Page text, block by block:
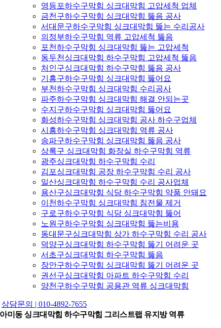
영등포하수구막힘 싱크대막힘 고압세척 업체
금천구하수구막힘 싱크대막힘 뚫음 공사
서대문구하수구막힘 싱크대막힘 뚫는 수리공사
의정부하수구막힘 역류 고압세척 뚫음
포천하수구막힘 싱크대막힘 뚫는 고압세척
동두천싱크대막힘 하수구막힘 고압세척 뚫음
처인구싱크대막힘 하수구막힘 뚫음 공사
기흥구하수구막힘 싱크대막힘 뚫어요
부천하수구막힘 싱크대막힘 수리공사
파주하수구막힘 싱크대막힘 해결 안되는곳
수지구하수구막힘 싱크대막힘 뚫어요
화성하수구막힘 싱크대막힘 공사 하수구업체
시흥하수구막힘 싱크대막힘 역류 공사
송파구하수구막힘 싱크대막힘 뚫음 공사
상록구 싱크대막힘 화장실 하수구막힘 역류
광주싱크대막힘 하수구막힘 수리
김포싱크대막힘 공장 하수구막힘 수리 공사
일산싱크대막힘 하수구막힘 수리 공사업체
용산구싱크대막힘 식당 하수구막힘 약품 안돼요
이천하수구막힘 싱크대막힘 침전물 제거
구로구하수구막힘 식당 싱크대막힘 뚫어
노원구하수구막힘 싱크대막힘 뚫는비용
동대문구싱크대막힘 상가 하수구막힘 수리 공사
덕양구싱크대막힘 하수구막힘 뚫기 어려운 곳
서초구싱크대막힘 하수구막힘 뚫음
장안구하수구막힘 싱크대막힘 뚫기 어려운 곳
권선구싱크대막힘 아파트 하수구막힘 수리
양천구하수구막힘 공용관 역류 싱크대막힘
상담문의 | 010-4892-7655
아미동 싱크대막힘 하수구막힘 그리스트랩 유지방 역류